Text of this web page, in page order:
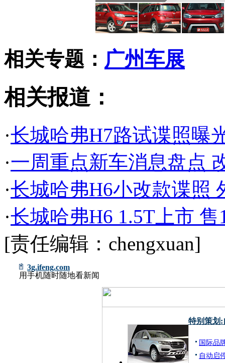
相关专题： 广州车展
相关报道：
·长城哈弗H7路试谍照曝
·一周重点新车消息盘点
·长城哈弗H6小改款谍照
·长城哈弗H6 1.5T上市 售
[责任编辑：chengxuan]
3g.ifeng.com
用手机随时随地看新闻
特别策划:
国际品
自动启